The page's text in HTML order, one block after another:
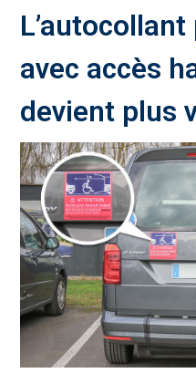
avec accès
devient plus